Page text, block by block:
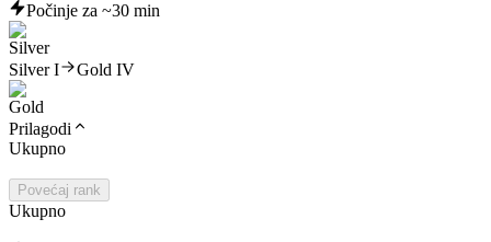
Počinje za ~30 min
Silver I Gold IV
Prilagodi
Ukupno
Povećaj rank
Ukupno